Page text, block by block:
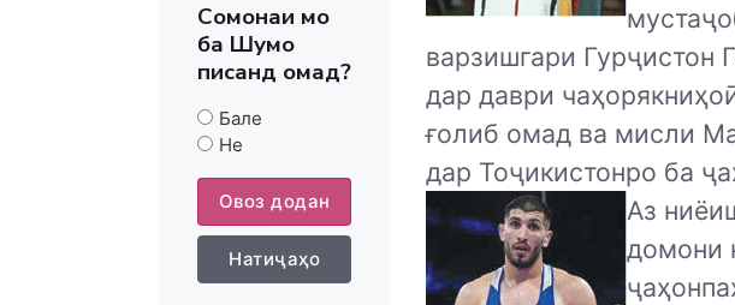
Сомонаи мо
ба Шумо
писанд омад?
Бале
Не
Овоз додан
Натиҷаҳо
варзишгари Гурҷистон
дар даври
ғолиб омад ва мисли
дар Тоҷикистонро ба
Аз
домони